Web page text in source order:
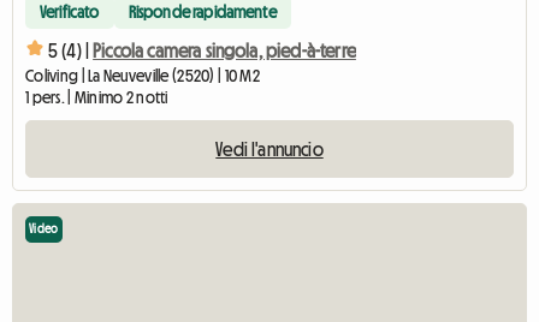
Verificato Risponde rapidamente
5 (4) | Piccola camera singola, pied-à-terre
Coliving | La Neuveville (2520) | 10 M2
1 pers. | Minimo 2 notti
Vedi l'annuncio
Video